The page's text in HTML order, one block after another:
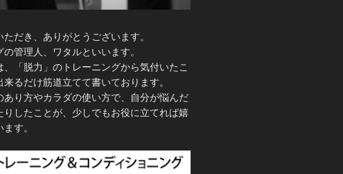
ただき、ありがとうございます。
の管理人、ワタルといいます。
、「脱力」のトレーニングから気付いたこ
来るだけ筋道立てて書いております。
あり方やカラダの使い方で、自分が悩んだ
りしたことが、少しでもお役に立てれば嬉
す。